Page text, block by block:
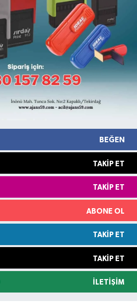
BEĞEN
TAKIP ET
TAKIP ET
ABONE OL
TAKIP ET
TAKIP ET
İLETIŞIM